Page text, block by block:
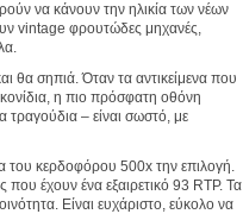
να κάνουν την ηλικία των νέων
vintage φρουτώδες μηχανές,
θα σηπιά. Όταν τα αντικείμενα που
η πιο πρόσφατη οθόνη
τραγούδια – είναι σωστό, με
του κερδοφόρου 500x την επιλογή.
έχουν ένα εξαιρετικό 93 RTP. Τα
Είναι ευχάριστο, εύκολο να